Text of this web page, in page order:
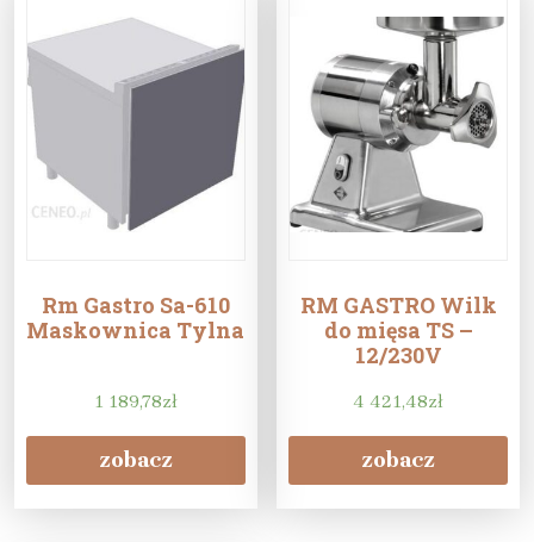
Rm Gastro Sa-610
Maskownica Tylna
1 189,78zł
zobacz
RM GASTRO Wilk
do mięsa TS –
12/230V
4 421,48zł
zobacz